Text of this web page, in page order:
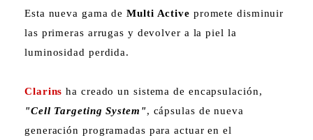
Esta nueva gama deMulti Active promete disminuir
las primeras arrugas y devolver a la piel la
luminosidad perdida.
Clarins ha creado un sistema de encapsulación,
"Cell Targeting System", cápsulas de nueva
generación programadas para actuar en el